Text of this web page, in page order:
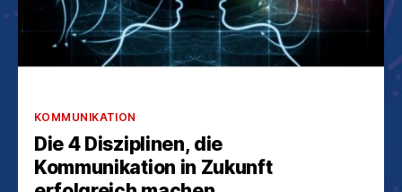
Kategorien
KOMMUNIKATION
Die 4 Disziplinen, die
Kommunikation in Zukunft